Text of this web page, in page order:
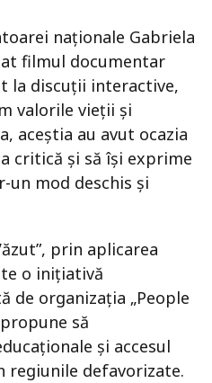
naționale Gabriela
filmul documentar
la discuții interactive,
valorile vieții și
aceștia au avut ocazia
critică și să își exprime
un mod deschis și
prin aplicarea
o inițiativă
de organizația „People
să
și accesul
defavorizate.